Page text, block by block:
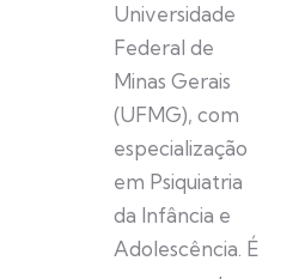
Universidade
Federal de
Minas Gerais
(UFMG), com
especialização
em Psiquiatria
da Infância e
Adolescência. É